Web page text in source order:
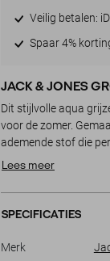
Veilig betalen:
Spaar 4%
JACK & JONES
Dit stijlvolle aqua
voor de zomer.
ademende stof die
pasvorm en ronde
tekstopdruk aan de
eiland retreat op de
in de stad.
Lees meer
SPECIFICATIES
Merk